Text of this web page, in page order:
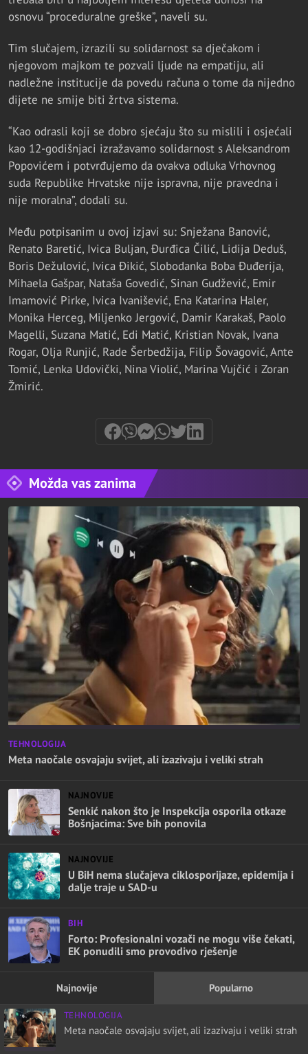
osnovu “proceduralne greške”, naveli su.
Tim slučajem, izrazili su solidarnost sa dječakom i
njegovom majkom te pozvali ljude na empatiju, ali
nadležne institucije da povedu računa o tome da nijedno
dijete ne smije biti žrtva sistema.
“Kao odrasli koji se dobro sjećaju što su mislili i osjećali
kao 12-godišnjaci izražavamo solidarnost s Aleksandrom
Popovićem i potvrđujemo da ovakva odluka Vrhovnog
suda Republike Hrvatske nije ispravna, nije pravedna i
nije moralna”, dodali su.
Među potpisanim u ovoj izjavi su: Snježana Banović,
Renato Baretić, Ivica Buljan, Đurđica Čilić, Lidija Deduš,
Boris Dežulović, Ivica Đikić, Slobodanka Boba Đuđerija,
Mihaela Gašpar, Nataša Govedić, Sinan Gudžević, Emir
Imamović Pirke, Ivica Ivanišević, Ena Katarina Haler,
Monika Herceg, Miljenko Jergović, Damir Karakaš, Paolo
Magelli, Suzana Matić, Edi Matić, Kristian Novak, Ivana
Rogar, Olja Runjić, Rade Šerbedžija, Filip Šovagović, Ante
Tomić, Lenka Udovički, Nina Violić, Marina Vujčić i Zoran
Žmirić.
Možda vas zanima
TEHNOLOGIJA
Meta naočale osvajaju svijet, ali izazivaju i veliki strah
NAJNOVIJE
Senkić nakon što je Inspekcija osporila otkaze
Bošnjacima: Sve bih ponovila
NAJNOVIJE
U BiH nema slučajeva ciklosporijaze, epidemija i
dalje traje u SAD-u
BIH
Forto: Profesionalni vozači ne mogu više čekati,
EK ponudili smo provodivo rješenje
Najnovije Popularno
TEHNOLOGIJA
Meta naočale osvajaju svijet, ali izazivaju i veliki strah